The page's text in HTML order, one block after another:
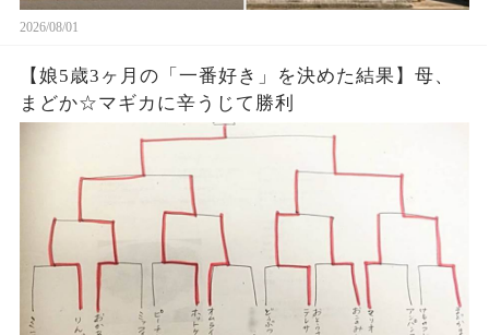
2026/08/01
【娘5歳3ヶ月の「一番好き」を決めた結果】母、
まどか☆マギカに辛うじて勝利